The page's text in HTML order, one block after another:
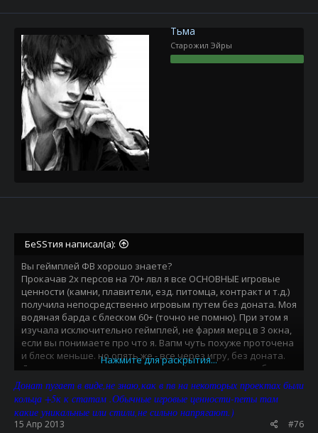
Тьма
Старожил Эйры
БеSSтия написал(а):
Вы геймплей ФВ хорошо знаете?
Прокачав 2х персов на 70+ лвл я все ОСНОВНЫЕ игровые
ценности (камни, плавители, езд. питомца, контракт и т.д.)
получила непосредственно игровым путем без доната. Моя
водяная барда с блеском 60+ (точно не помню). При этом я
изучала исключительно геймплей, не фармя мерц в 3 окна,
если вы понимаете про что я. Вапм чуть похуже проточена
и блеск меньше. но опять же - все через игру, без доната.
Донатила исключительно на стили (каюсь, имею слабость к
модным штучкам). Но и стили можно спокойно приобретать
на ауке - если есть время и желание позадротить и
набрать капитал для мажортва.
А донат конечно же будет, с ценником далеко не
Нажмите для раскрытия...
Донат пугает в виде,не знаю,как в пв на некоторых проектах были
кольца +5к к статам .Обычные игровые ценности-петы там
какие уникальные или стили,не сильно напрягают.)
15 Апр 2013 #76